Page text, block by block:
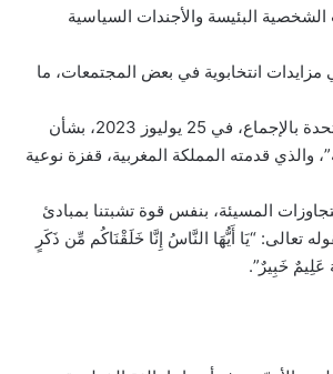
البئيسة والأجندات السياسية
مزايدات انتخابوية في بعض المجتمعات، ما
وكلنا أمل أن يحقق القرار الأممي الذي اعتمدته الجمعية العامة للأمم المتحدة بالإجماع، في 25 يوليوز 2023، بشأن
والذي قدمته المملكة المغربية، قفزة نوعية
المسيئة، بنفس قوة تشبتنا بمبادئ
تعالى: “يَا أَيُّهَا النَّاسُ إِنَّا خَلَقْنَاكُم مِّن ذَكَرٍ
عَلِيمٌ خَبِيرٌ”.